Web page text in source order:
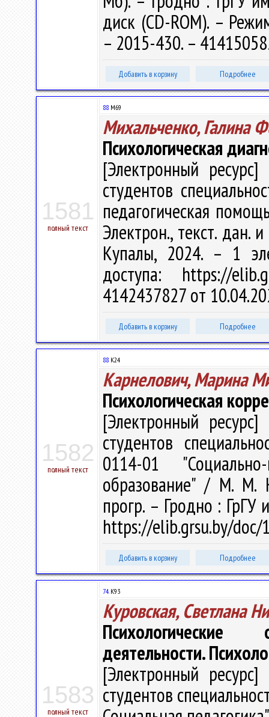
диск (CD-ROM). –
– 2015-430. –
Добавить в корзину Подробнее
1581
полный текст
88 М69
Михальченко, Галина
Психологическая
[Электронный
студентов
педагогическая
Электрон., текст. дан.
Купалы, 2024. – 1
доступа: https://
4142437827 от
Добавить в корзину Подробнее
1582
полный текст
88 К24
Карнелович, Марина
Психологическая
[Электронный
студентов
0114-01
образование" / М. М.
прогр. – Гродно :
https://elib.grsu.by/doc/
Добавить в корзину Подробнее
1583
полный текст
74.К93
Куровская, Светлана
Психологические
деятельности.
[Электронный
студентов